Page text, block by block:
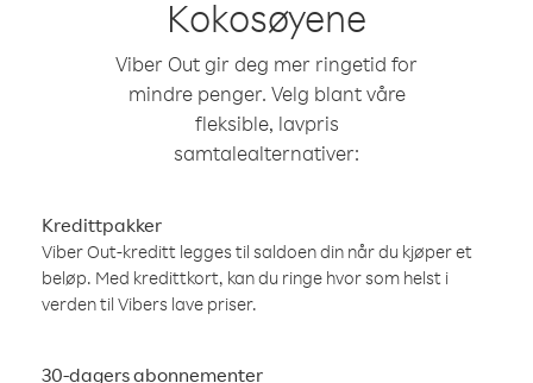
Kokosøyene
Viber Out gir deg mer ringetid for
mindre penger. Velg blant våre
fleksible, lavpris
samtalealternativer:
Kredittpakker
Viber Out-kreditt legges til saldoen din når du kjøper et
beløp. Med kredittkort, kan du ringe hvor som helst i
verden til Vibers lave priser.
30-dagers abonnementer